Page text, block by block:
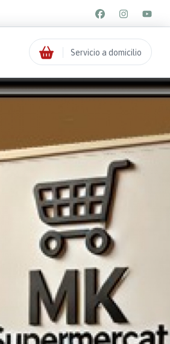
Servicio a domicilio